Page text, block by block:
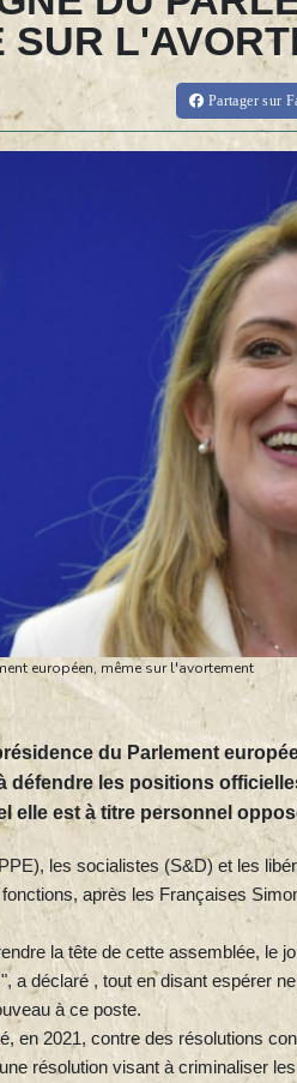
SUR
Partagersur
européen, même sur l'avortement
du Parlement
défendre les positions
elle est à titre personnel
les socialistes (S&D) et les
après les Françaises
la tête de cette assemblée, le
a déclaré , tout en disant espérer
à ce poste.
en 2021, contre des résolutions
résolution visant à criminaliser